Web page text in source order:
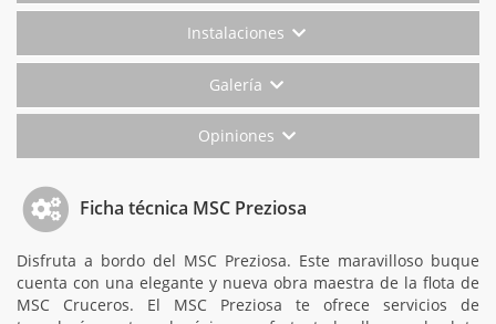
Instalaciones
Galería
Opiniones
Ficha técnica MSC Preziosa
Disfruta a bordo del MSC Preziosa. Este maravilloso buque
cuenta con una elegante y nueva obra maestra de la flota de
MSC Cruceros. El MSC Preziosa te ofrece servicios de